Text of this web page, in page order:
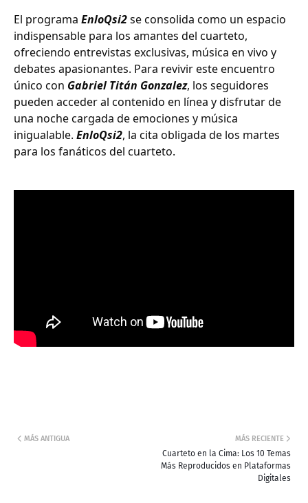
El programa EnloQsi2se consolida como un espacio
indispensable para los amantes del cuarteto,
ofreciendo entrevistas exclusivas, música en vivo y
debates apasionantes. Para revivir este encuentro
único con Gabriel Titán Gonzalez, los seguidores
pueden acceder al contenido en línea y disfrutar de
una noche cargada de emociones y música
inigualable. EnloQsi2, la cita obligada de los martes
para los fanáticos del cuarteto.
MÁS RECIENTE
Cuarteto en la Cima: Los 10 Temas
Más Reproducidos en Plataformas
Digitales
MÁS ANTIGUA